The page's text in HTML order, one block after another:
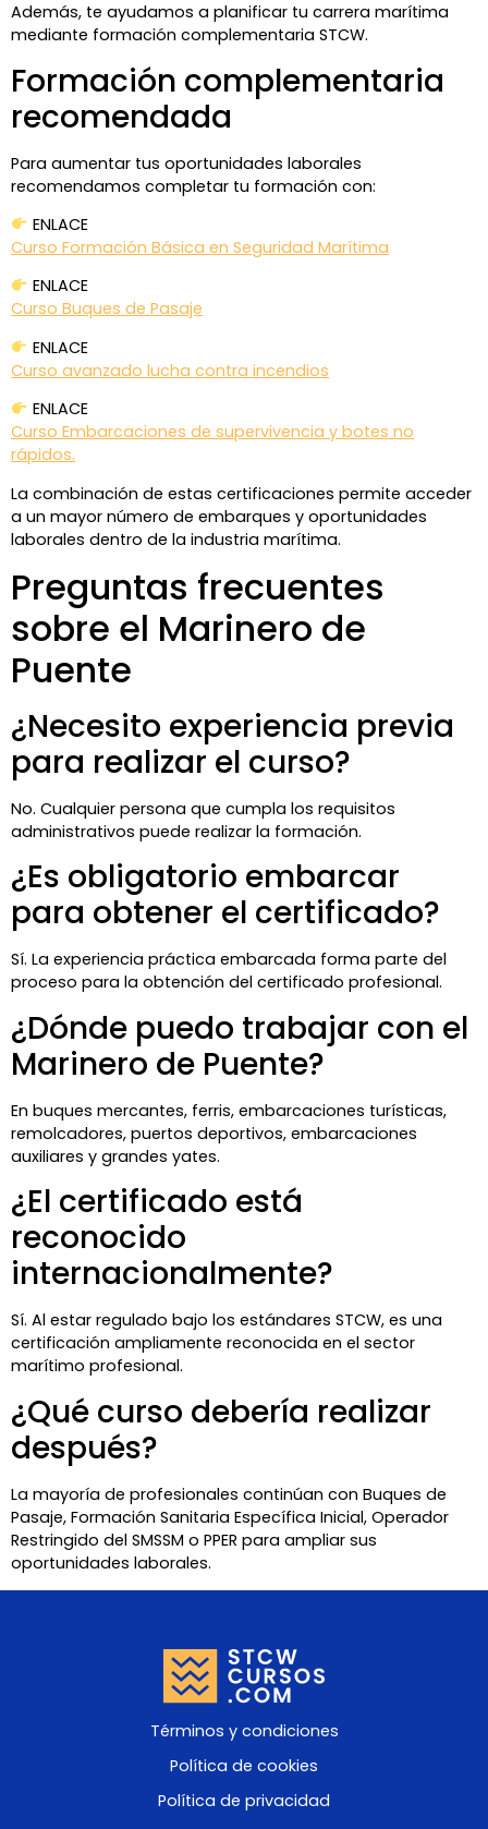
Además, te ayudamos a planificar tu carrera marítima
mediante formación complementaria STCW.
Formación complementaria
recomendada
Para aumentar tus oportunidades laborales
recomendamos completar tu formación con:
ENLACE
Curso Formación Básica en Seguridad Marítima
ENLACE
Curso Buques de Pasaje
ENLACE
Curso avanzado lucha contra incendios
ENLACE
Curso Embarcaciones de supervivencia y botes no
rápidos.
La combinación de estas certificaciones permite acceder
a un mayor número de embarques y oportunidades
laborales dentro de la industria marítima.
Preguntas frecuentes
sobre el Marinero de
Puente
¿Necesito experiencia previa
para realizar el curso?
No. Cualquier persona que cumpla los requisitos
administrativos puede realizar la formación.
¿Es obligatorio embarcar
para obtener el certificado?
Sí. La experiencia práctica embarcada forma parte del
proceso para la obtención del certificado profesional.
¿Dónde puedo trabajar con el
Marinero de Puente?
En buques mercantes, ferris, embarcaciones turísticas,
remolcadores, puertos deportivos, embarcaciones
auxiliares y grandes yates.
¿El certificado está
reconocido
internacionalmente?
Sí. Al estar regulado bajo los estándares STCW, es una
certificación ampliamente reconocida en el sector
marítimo profesional.
¿Qué curso debería realizar
después?
La mayoría de profesionales continúan con Buques de
Pasaje, Formación Sanitaria Específica Inicial, Operador
Restringido del SMSSM o PPER para ampliar sus
oportunidades laborales.
Términos y condiciones
Política de cookies
Política de privacidad